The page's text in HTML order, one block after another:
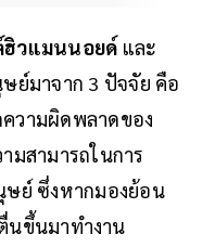
วแมนนอยด์ และ
ย์มาจาก 3 ปัจจัย คือ
ความผิดพลาดของ
มสามารถในการ
ย์ ซึ่งหากมองย้อน
นขึ้นมาทำงาน